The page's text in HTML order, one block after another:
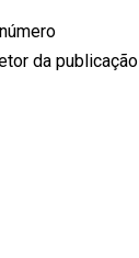
da publicação